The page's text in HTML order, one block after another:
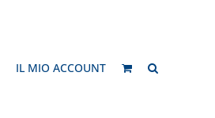
IL MIO ACCOUNT